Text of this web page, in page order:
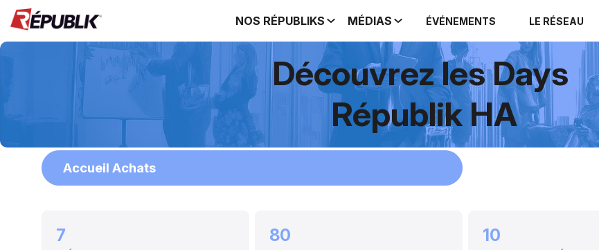
NOS RÉPUBLIKS MÉDIAS ÉVÉNEMENTS LE RÉSEAU
Découvrez les Days
Républik HA
Accueil Achats
7 80 10